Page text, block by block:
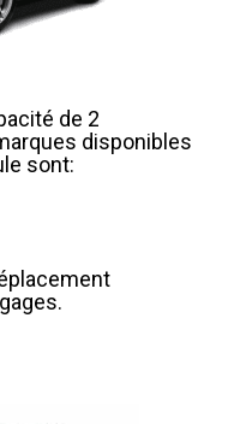
de 2
disponibles
sont: